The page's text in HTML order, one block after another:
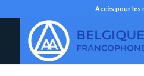
Accès pour les